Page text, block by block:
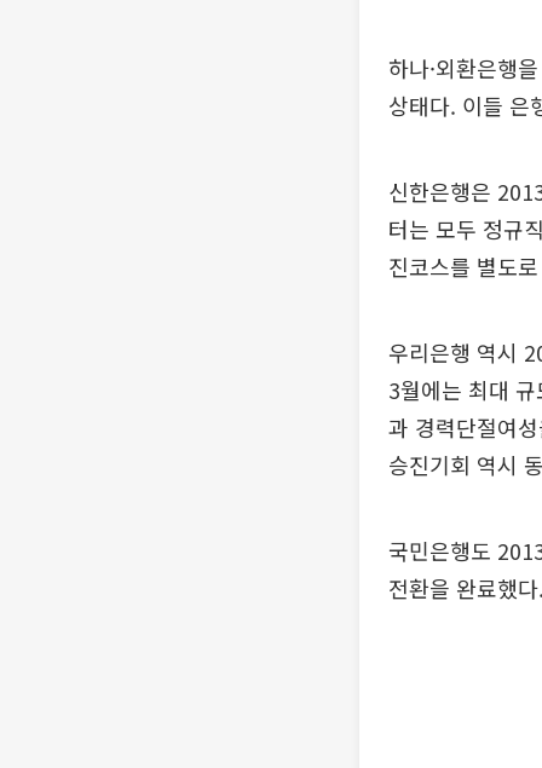
하나·외환은행
상태다. 이들 은
신한은행은
터는 모두 정규
진코스를 별도
우리은행 역시
3월에는 최대
과 경력단절여
승진기회 역시
국민은행도
전환을 완료했